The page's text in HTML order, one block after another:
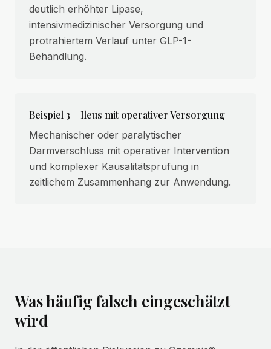
deutlich erhöhter Lipase,
intensivmedizinischer Versorgung und
protrahiertem Verlauf unter GLP-1-
Behandlung.
Beispiel 3 – Ileus mit operativer Versorgung
Mechanischer oder paralytischer
Darmverschluss mit operativer Intervention
und komplexer Kausalitätsprüfung in
zeitlichem Zusammenhang zur Anwendung.
Was häufig falsch eingeschätzt
wird